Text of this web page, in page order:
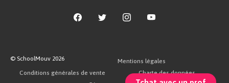
la croûte continentale.
© SchoolMouv 2026
Mentions légales
Conditions générales de vente
Charte des données